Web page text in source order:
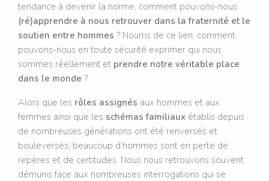
tendance à devenir la norme, comment pouvons-nous
(ré)apprendre à nous retrouver dans la fraternité et le
soutien entre hommes ? Nourris de ce lien, comment
pouvons-nous en toute sécurité exprimer qui nous
sommes réellement et prendre notre véritable place
dans le monde ?
Alors que les rôles assignés aux hommes et aux
femmes ainsi que les schémas familiaux établis depuis
de nombreuses générations ont été renversés et
bouleversés, beaucoup d’hommes sont en perte de
repères et de certitudes. Nous nous retrouvons souvent
démunis face aux nombreuses interrogations qui se